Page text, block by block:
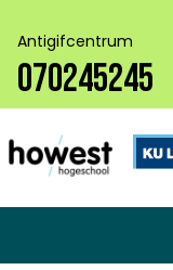
Antigifcentrum
070245245